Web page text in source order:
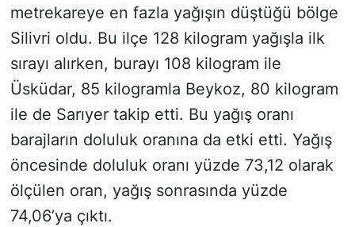
metrekareye en fazla yağışın düştüğü bölge
Silivri oldu. Bu ilçe 128 kilogram yağışla ilk
sırayı alırken, burayı 108 kilogram ile
Üsküdar, 85 kilogramla Beykoz, 80 kilogram
ile de Sarıyer takip etti. Bu yağış oranı
barajların doluluk oranına da etki etti. Yağış
öncesinde doluluk oranı yüzde 73,12 olarak
ölçülen oran, yağış sonrasında yüzde
74,06’ya çıktı.